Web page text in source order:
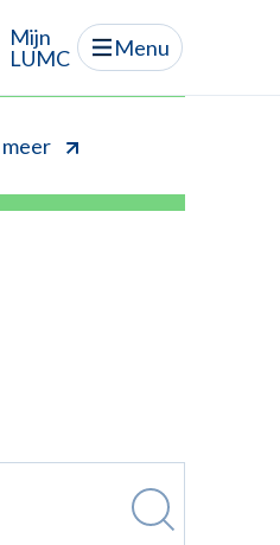
Mijn
LUMC
Menu
meer